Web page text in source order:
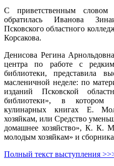
С приветственным словом
обратилась Иванова
Псковского областного
Корсакова.
Денисова Регина
центра по работе с
библиотеки, представила
масленичной неделе: по
изданий Псковской
библиотеки», в котором
кулинарных книгах Е.
хозяйкам, или Средство
домашнее хозяйство», К. К.
молодым хозяйкам» и
Полный текст выступления